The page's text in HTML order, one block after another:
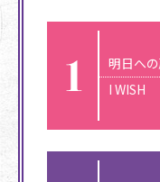
明日へ
I WISH